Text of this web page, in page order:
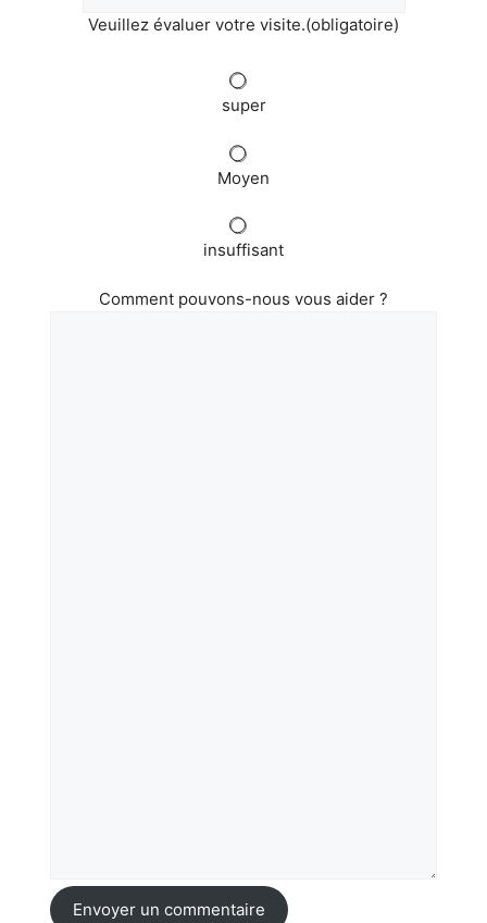
Veuillez évaluer votre visite.(obligatoire)
super
Moyen
insuffisant
Comment pouvons-nous vous aider ?
Envoyer un commentaire